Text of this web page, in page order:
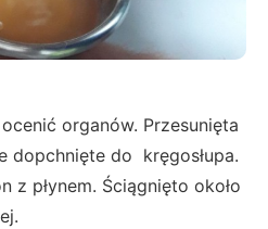
organów. Przesunięta
dopchnięte do kręgosłupa.
z płynem. Ściągnięto około